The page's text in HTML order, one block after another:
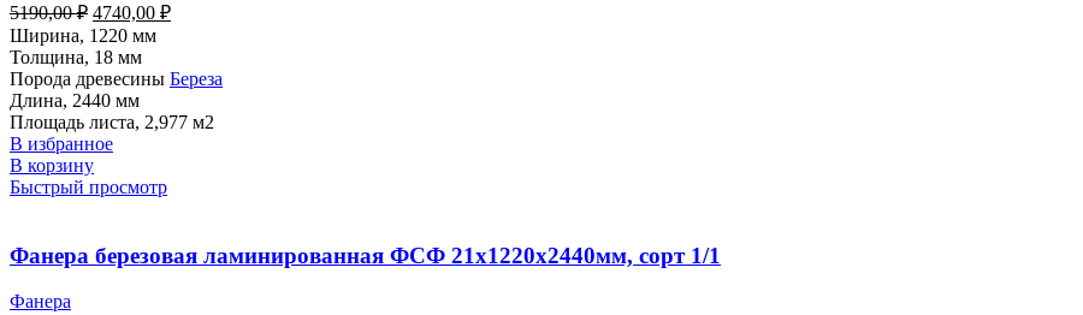
5190,00₽ 4740,00 ₽
Ширина, 1220 мм
Толщина, 18 мм
Порода древесины Береза
Длина, 2440 мм
Площадь листа, 2,977 м2
В избранное
В корзину
Быстрый просмотр
Фанера березовая ламинированная ФСФ 21х1220х2440мм, сорт 1/1
Фанера